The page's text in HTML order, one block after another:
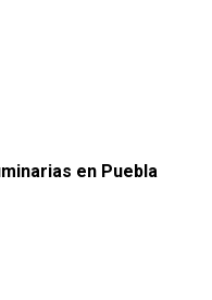
en Puebla